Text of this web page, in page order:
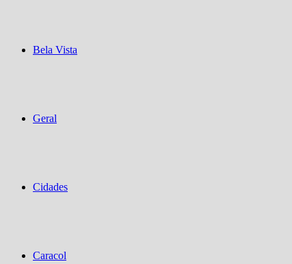
Bela Vista
Geral
Cidades
Caracol